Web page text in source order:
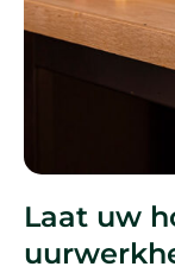
Laat uw